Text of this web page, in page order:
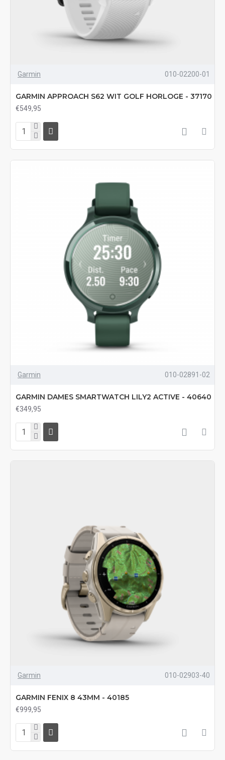
Garmin 010-02200-01
GARMIN APPROACH S62 WIT GOLF HORLOGE - 37170
€549,95
Garmin 010-02891-02
GARMIN DAMES SMARTWATCH LILY2 ACTIVE - 40640
€349,95
Garmin 010-02903-40
GARMIN FENIX 8 43MM - 40185
€999,95